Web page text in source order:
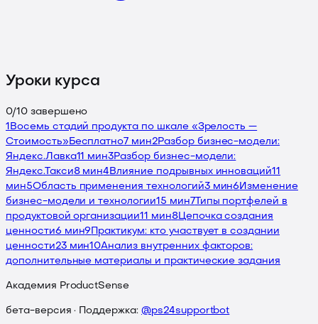
Уроки курса
0/10завершено
1 Восемь стадий продукта по шкале «Зрелость —
Стоимость» Бесплатно7 мин2Разбор бизнес-модели:
Яндекс.Лавка11 мин3Разбор бизнес-модели:
Яндекс.Такси8 мин4 Влияние подрывных инноваций11
мин5Область применения технологий3 мин6 Изменение
бизнес-модели и технологии15 мин 7Типы портфелей в
продуктовой организации11 мин8Цепочка создания
ценности6 мин9
Практикум: кто участвует в создании
ценности23 мин10Анализ внутренних факторов:
дополнительные материалы и практические задания
Академия ProductSense
бета-версия · Поддержка: @ps24supportbot